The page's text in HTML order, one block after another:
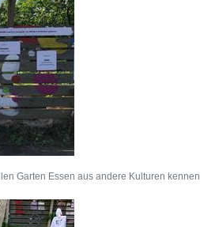
Garten Essen aus andere Kulturen kennen